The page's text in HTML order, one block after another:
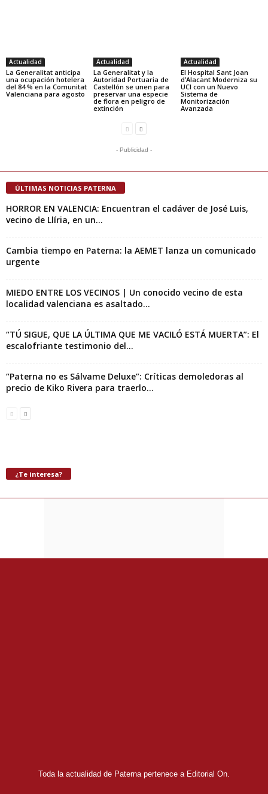
Actualidad
La Generalitat anticipa
una ocupación hotelera
del 84 % en la Comunitat
Valenciana para agosto
Actualidad
La Generalitat y la
Autoridad Portuaria de
Castellón se unen para
preservar una especie
de flora en peligro de
extinción
Actualidad
El Hospital Sant Joan
d’Alacant Moderniza su
UCI con un Nuevo
Sistema de
Monitorización
Avanzada
- Publicidad -
ÚLTIMAS NOTICIAS PATERNA
HORROR EN VALENCIA: Encuentran el cadáver de José Luis,
vecino de Llíria, en un...
Cambia tiempo en Paterna: la AEMET lanza un comunicado
urgente
MIEDO ENTRE LOS VECINOS | Un conocido vecino de esta
localidad valenciana es asaltado...
“TÚ SIGUE, QUE LA ÚLTIMA QUE ME VACILÓ ESTÁ MUERTA”: El
escalofriante testimonio del...
“Paterna no es Sálvame Deluxe”: Críticas demoledoras al
precio de Kiko Rivera para traerlo...
¿Te interesa?
Toda la actualidad de Paterna pertenece a Editorial On.